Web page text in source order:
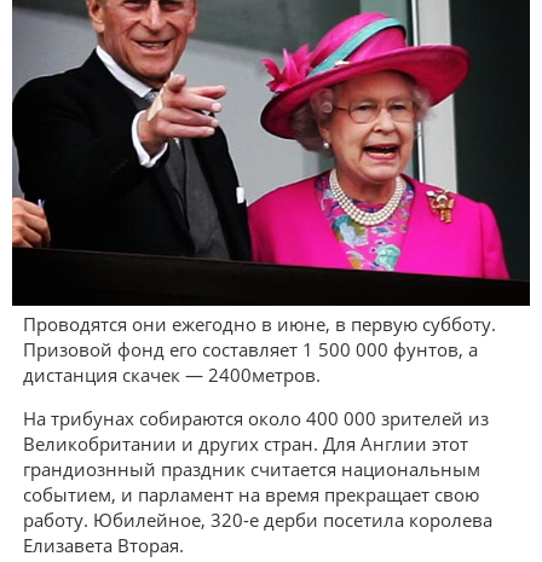
Проводятся они ежегодно в июне, в первую субботу.
Призовой фонд его составляет 1 500 000 фунтов, а
дистанция скачек — 2400метров.
На трибунах собираются около 400 000 зрителей из
Великобритании и других стран. Для Англии этот
грандиознный праздник считается национальным
событием, и парламент на время прекращает свою
работу. Юбилейное, 320-е дерби посетила королева
Елизавета Вторая.